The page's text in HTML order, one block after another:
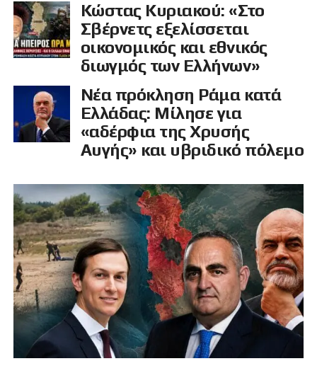
Κώστας Κυριακού: «Στο
Σβέρνετς εξελίσσεται
οικονομικός και εθνικός
διωγμός των Ελλήνων»
Νέα πρόκληση Ράμα κατά
Ελλάδας: Μίλησε για
«αδέρφια της Χρυσής
Αυγής» και υβριδικό πόλεμο